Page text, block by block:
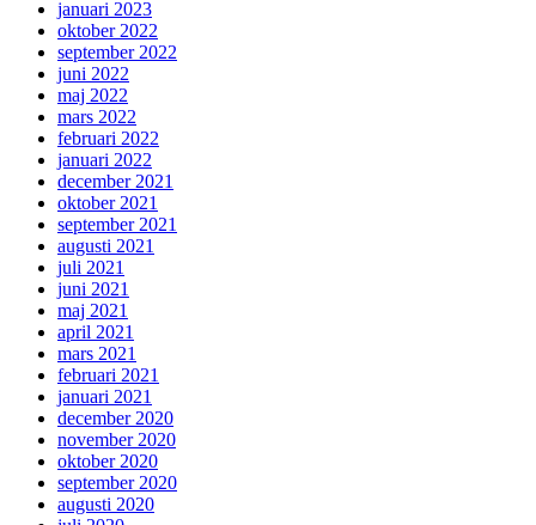
januari 2023
oktober 2022
september 2022
juni 2022
maj 2022
mars 2022
februari 2022
januari 2022
december 2021
oktober 2021
september 2021
augusti 2021
juli 2021
juni 2021
maj 2021
april 2021
mars 2021
februari 2021
januari 2021
december 2020
november 2020
oktober 2020
september 2020
augusti 2020